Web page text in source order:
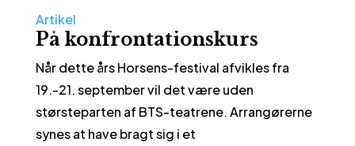
Artikel
På konfrontationskurs
Når dette års Horsens-festival afvikles fra
19.-21. september vil det være uden
størsteparten af BTS-teatrene. Arrangørerne
synes at have bragt sig i et